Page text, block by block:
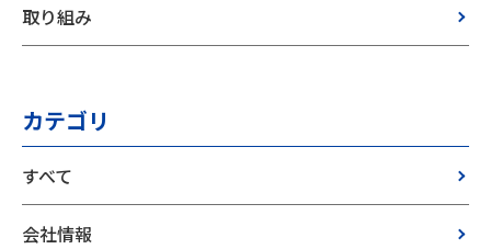
取り組み
カテゴリ
すべて
会社情報